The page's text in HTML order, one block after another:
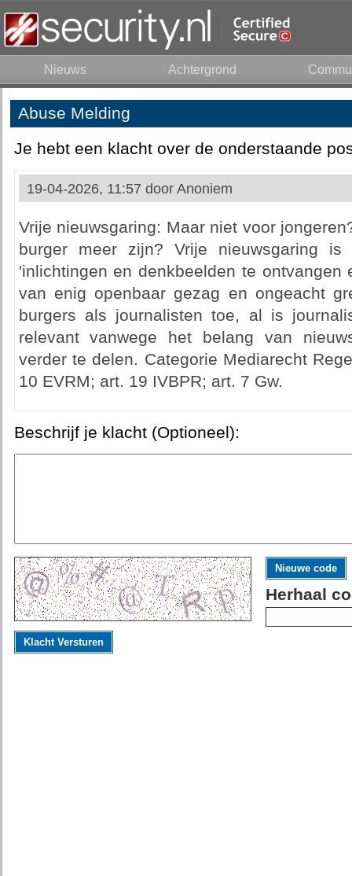
Nieuws Achtergrond
Abuse Melding
Je hebt een klacht over de onderstaande
19-04-2026, 11:57 door Anoniem
Vrije nieuwsgaring: Maar niet voor
burger meer zijn? Vrije nieuwsgaring
'inlichtingen en denkbeelden te
van enig openbaar gezag en ongeacht
burgers als journalisten toe, al is
relevant vanwege het belang van
verder te delen. Categorie Mediarecht
10 EVRM; art. 19 IVBPR; art. 7 Gw.
Beschrijf je klacht (Optioneel):
Nieuwe code
Herhaal
Klacht Versturen